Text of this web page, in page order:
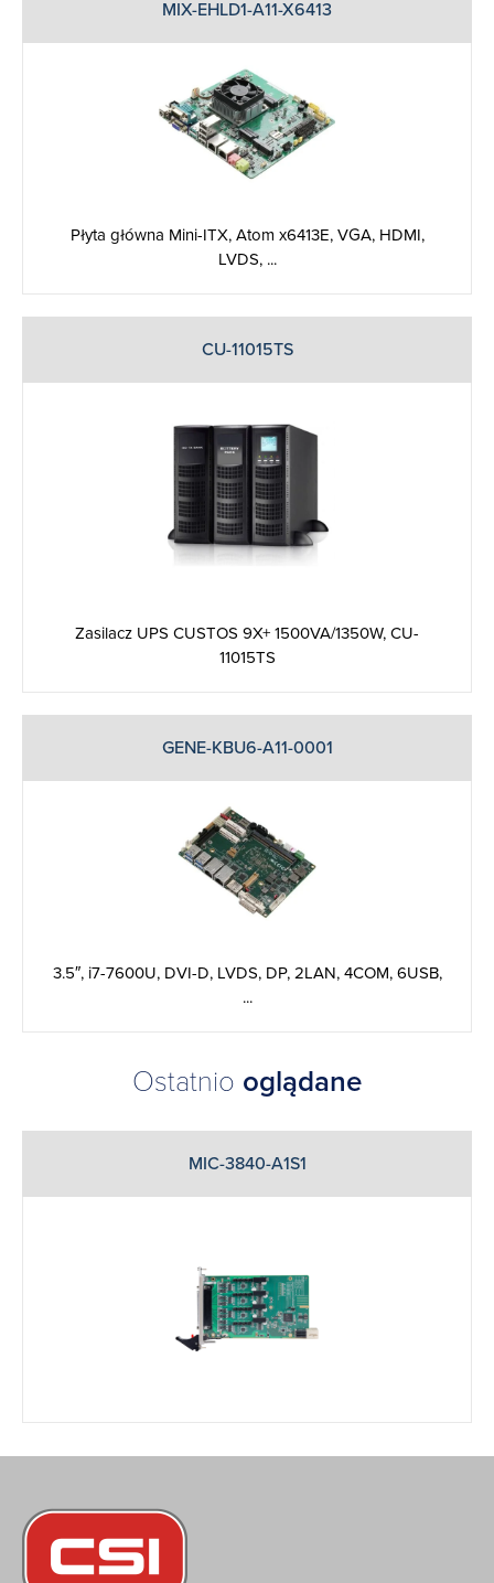
MIX-EHLD1-A11-X6413
Płyta główna Mini-ITX, Atom x6413E, VGA, HDMI,
LVDS, ...
CU-11015TS
Zasilacz UPS CUSTOS 9X+ 1500VA/1350W, CU-
11015TS
GENE-KBU6-A11-0001
3.5″, i7-7600U, DVI-D, LVDS, DP, 2LAN, 4COM, 6USB,
...
Ostatnio oglądane
MIC-3840-A1S1